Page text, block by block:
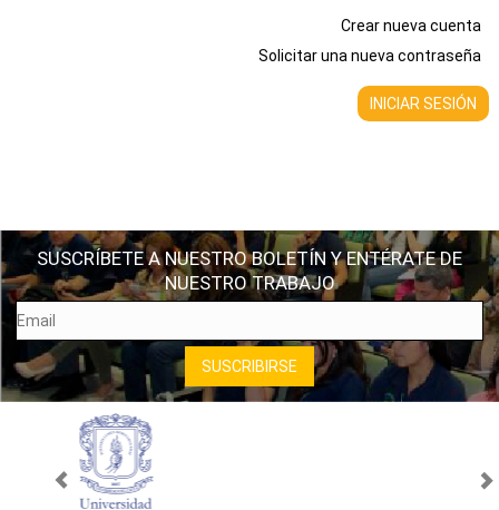
Crear nueva cuenta
Solicitar una nueva contraseña
SUSCRÍBETE A NUESTRO BOLETÍN Y ENTÉRATE DE
NUESTRO TRABAJO